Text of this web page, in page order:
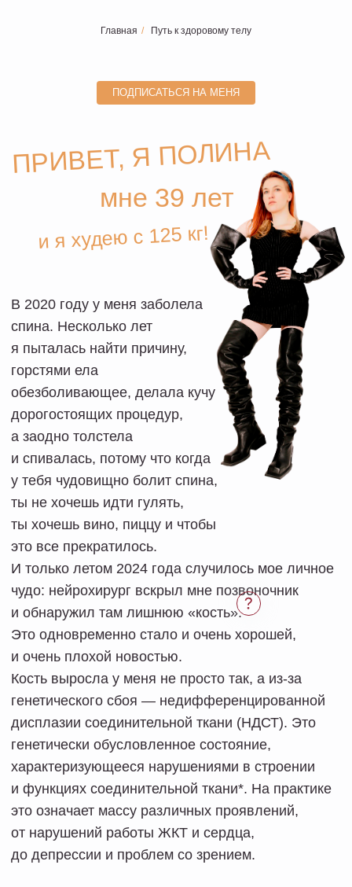
Главная / Путь к здоровому телу
ПОДПИСАТЬСЯ НА МЕНЯ
спина. Несколько лет
я пыталась найти причину,
а заодно толстела
и спивалась, потому что когда
у тебя чудовищно болит спина,
ты хочешь вино, пиццу и чтобы
это все прекратилось.
И только летом 2024 года случилось мое личное
чудо: нейрохирург вскрыл мне позвоночник
и обнаружил там лишнюю «кость».
Это одновременно стало и очень хорошей,
Кость выросла у меня не просто так, а из-за
генетического сбоя — недифференцированной
генетически обусловленное состояние,
характеризующееся нарушениями в строении
и функциях соединительной ткани*. На практике
это означает массу различных проявлений,
от нарушений работы ЖКТ и сердца,
до депрессии и проблем со зрением.
и я худею с 125 кг!
мне 39 лет
ПРИВЕТ, Я ПОЛИНА
Плохой , потому что это был сюрприз: «кость»
не было видно на МРТ, резали меня уже просто
от отчаяния, т.к. я практически перестала ходить.
4 года я мучалась и тратила сотни тысяч просто
так… За это время из активного и спортивного
человека я превратилась в растение,
500 м. А также набрала 30 кг, получила